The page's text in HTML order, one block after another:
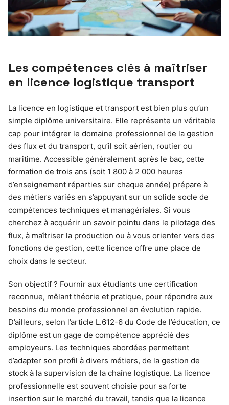
Les compétences clés à maîtriser
en licence logistique transport
La licence en logistique et transport est bien plus qu’un
simple diplôme universitaire. Elle représente un véritable
cap pour intégrer le domaine professionnel de la gestion
des flux et du transport, qu’il soit aérien, routier ou
maritime. Accessible généralement après le bac, cette
formation de trois ans (soit 1 800 à 2 000 heures
d’enseignement réparties sur chaque année) prépare à
des métiers variés en s’appuyant sur un solide socle de
compétences techniques et managériales. Si vous
cherchez à acquérir un savoir pointu dans le pilotage des
flux, à maîtriser la production ou à vous orienter vers des
fonctions de gestion, cette licence offre une place de
choix dans le secteur.
Son objectif ? Fournir aux étudiants une certification
reconnue, mêlant théorie et pratique, pour répondre aux
besoins du monde professionnel en évolution rapide.
D’ailleurs, selon l’article L.612-6 du Code de l’éducation, ce
diplôme est un gage de compétence apprécié des
employeurs. Les techniques abordées permettent
d’adapter son profil à divers métiers, de la gestion de
stock à la supervision de la chaîne logistique. La licence
professionnelle est souvent choisie pour sa forte
insertion sur le marché du travail, tandis que la licence